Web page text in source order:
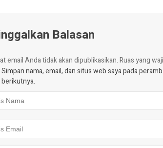
Balasan
email Anda tidak akan dipublikasikan.Ruas yang
Simpan nama, email, dan situs web saya pada
berikutnya.